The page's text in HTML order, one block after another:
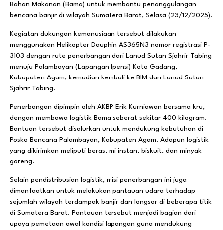
Bahan Makanan (Bama) untuk membantu penanggulangan
bencana banjir di wilayah Sumatera Barat, Selasa (23/12/2025).
Kegiatan dukungan kemanusiaan tersebut dilakukan
menggunakan Helikopter Dauphin AS365N3 nomor registrasi P-
3103 dengan rute penerbangan dari Lanud Sutan Sjahrir Tabing
menuju Palambayan (Lapangan Ipensi) Koto Gadang,
Kabupaten Agam, kemudian kembali ke BIM dan Lanud Sutan
Sjahrir Tabing.
Penerbangan dipimpin oleh AKBP Erik Kurniawan bersama kru,
dengan membawa logistik Bama seberat sekitar 400 kilogram.
Bantuan tersebut disalurkan untuk mendukung kebutuhan di
Posko Bencana Palambayan, Kabupaten Agam. Adapun logistik
yang dikirimkan meliputi beras, mi instan, biskuit, dan minyak
goreng.
Selain pendistribusian logistik, misi penerbangan ini juga
dimanfaatkan untuk melakukan pantauan udara terhadap
sejumlah wilayah terdampak banjir dan longsor di beberapa titik
di Sumatera Barat. Pantauan tersebut menjadi bagian dari
upaya pemetaan awal kondisi lapangan guna mendukung